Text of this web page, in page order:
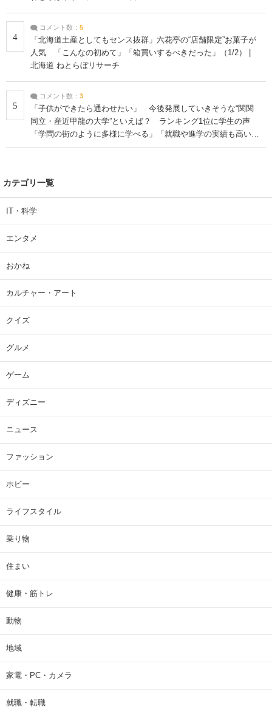
4
コメント数： 5
「北海道土産としてもセンス抜群」六花亭の“店舗限定”お菓子が
人気 「こんなの初めて」「箱買いするべきだった」（1/2） |
北海道 ねとらぼリサーチ
5
コメント数： 3
「子供ができたら通わせたい」 今後発展していきそうな“関関
同立・産近甲龍の大学”といえば？ ランキング1位に学生の声
「学問の街のように多様に学べる」「就職や進学の実績も高い」
| 大学 ねとらぼリサーチ
カテゴリ一覧
IT・科学
エンタメ
おかね
カルチャー・アート
クイズ
グルメ
ゲーム
ディズニー
ニュース
ファッション
ホビー
ライフスタイル
乗り物
住まい
健康・筋トレ
動物
地域
家電・PC・カメラ
就職・転職